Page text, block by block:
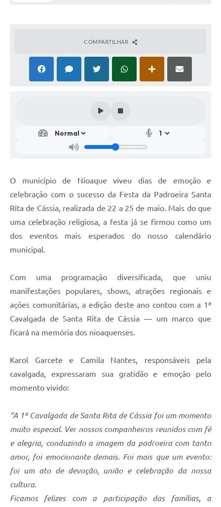
COMPARTILHAR
O município de Nioaque viveu dias de emoção e
celebração com o sucesso da Festa da Padroeira Santa
Rita de Cássia, realizada de 22 a 25 de maio. Mais do que
uma celebração religiosa, a festa já se firmou como um
dos eventos mais esperados do nosso calendário
municipal.
Com uma programação diversificada, que uniu
manifestações populares, shows, atrações regionais e
ações comunitárias, a edição deste ano contou com a 1ª
Cavalgada de Santa Rita de Cássia — um marco que
ficará na memória dos nioaquenses.
Karol Garcete e Camila Nantes, responsáveis pela
cavalgada, expressaram sua gratidão e emoção pelo
momento vivido:
“A 1ª Cavalgada de Santa Rita de Cássia foi um momento
muito especial. Ver nossos companheiros reunidos com fé
e alegria, conduzindo a imagem da padroeira com tanto
amor, foi emocionante demais. Foi mais que um evento:
foi um ato de devoção, união e celebração da nossa
cultura.
Ficamos felizes com a participação das famílias, a